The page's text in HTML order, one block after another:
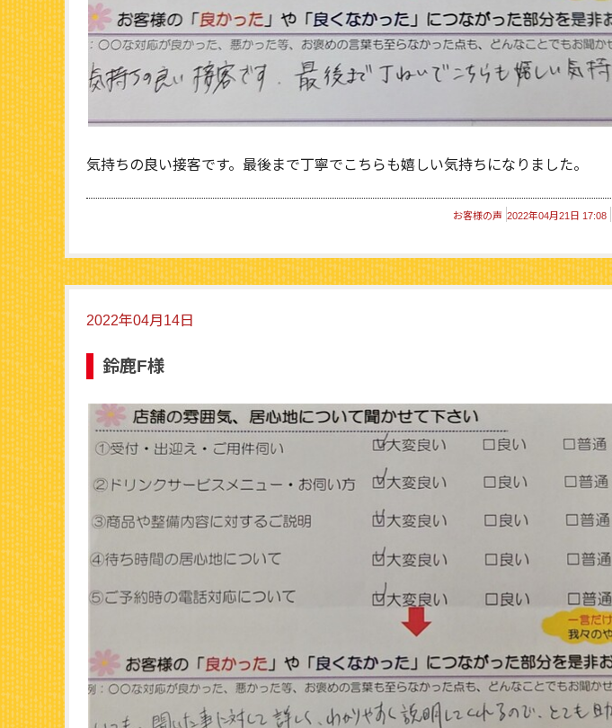
気持ちの良い接客です。最後まで丁寧でこちらも嬉しい気持ちになりました。
お客様の声 2022年04月21日 17:08
2022年04月14日
鈴鹿F様